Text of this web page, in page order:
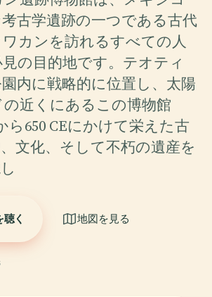
古学遺跡の一つである古代
カンを訪れるすべての人
の目的地です。テオティ
内に戦略的に位置し、太陽
近くにあるこの博物館
ら650 CEにかけて栄えた古
文化、そして不朽の遺産を
く 地図を見る